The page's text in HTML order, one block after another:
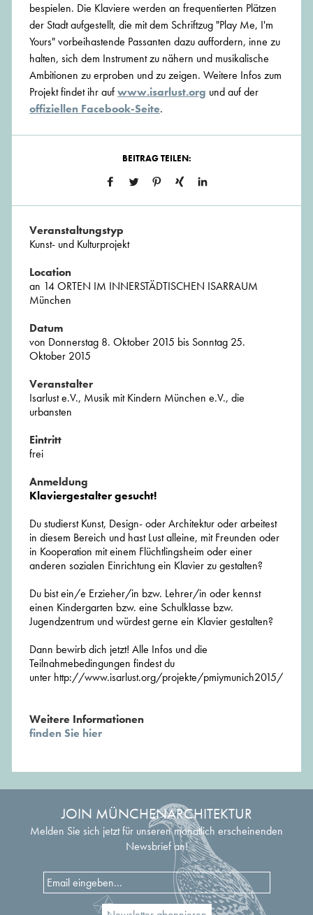
bespielen. Die Klaviere werden an frequentierten Plätzen
der Stadt aufgestellt, die mit dem Schriftzug "Play Me, I'm
Yours" vorbeihastende Passanten dazu auffordern, inne zu
halten, sich dem Instrument zu nähern und musikalische
Ambitionen zu erproben und zu zeigen. Weitere Infos zum
Projekt findet ihr aufwww.isarlust.org und auf der
offiziellen Facebook-Seite.
BEITRAG TEILEN:
Veranstaltungstyp
Kunst- und Kulturprojekt
Location
an 14 ORTEN IM INNERSTÄDTISCHEN ISARRAUM
München
Datum
von Donnerstag 8. Oktober 2015 bis Sonntag 25.
Oktober 2015
Veranstalter
Isarlust e.V., Musik mit Kindern München e.V., die
urbansten
Eintritt
frei
Anmeldung
Klaviergestalter gesucht!
Du studierst Kunst, Design- oder Architektur oder arbeitest
in diesem Bereich und hast Lust alleine, mit Freunden oder
in Kooperation mit einem Flüchtlingsheim oder einer
anderen sozialen Einrichtung ein Klavier zu gestalten?
Du bist ein/e Erzieher/in bzw. Lehrer/in oder kennst
einen Kindergarten bzw. eine Schulklasse bzw.
Jugendzentrum und würdest gerne ein Klavier gestalten?
Dann bewirb dich jetzt! Alle Infos und die
Teilnahmebedingungen findest du
unter http://www.isarlust.org/projekte/pmiymunich2015/
Weitere Informationen
finden Sie hier
JOIN MÜNCHENARCHITEKTUR
Melden Sie sich jetzt für unseren monatlich erscheinenden
Newsbrief an!